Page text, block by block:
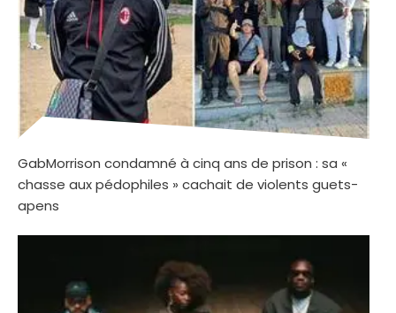
GabMorrison condamné à cinq ans de prison : sa «
chasse aux pédophiles » cachait de violents guets-
apens